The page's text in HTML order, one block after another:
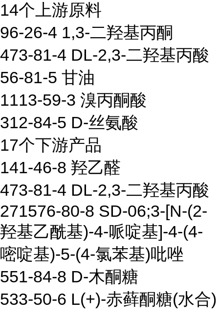
14个上游原料
96-26-4 1,3-二羟基丙酮
473-81-4 DL-2,3-二羟基丙酸
56-81-5 甘油
1113-59-3 溴丙酮酸
312-84-5 D-丝氨酸
17个下游产品
141-46-8 羟乙醛
473-81-4 DL-2,3-二羟基丙酸
271576-80-8 SD-06;3-[N-(2-
羟基乙酰基)-4-哌啶基]-4-(4-
嘧啶基)-5-(4-氯苯基)吡唑
551-84-8 D-木酮糖
533-50-6 L(+)-赤藓酮糖(水合)